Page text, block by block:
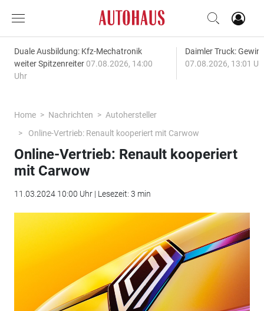
Duale Ausbildung: Kfz-Mechatronik
weiter Spitzenreiter 07.08.2026, 14:00
Uhr
Daimler Truck:
07.08.2026, 13:01
Home Nachrichten
Autohersteller
Online-Vertrieb: Renault kooperiert mit Carwow
Online-Vertrieb: Renault kooperiert
mit Carwow
11.03.2024 10:00 Uhr | Lesezeit: 3 min